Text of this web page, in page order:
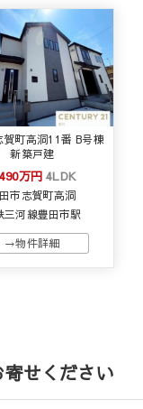
賀町高洞11番 B号棟
新築戸建
万円4LDK
市志賀町高洞
三河線豊田市駅
→物件詳細
せください